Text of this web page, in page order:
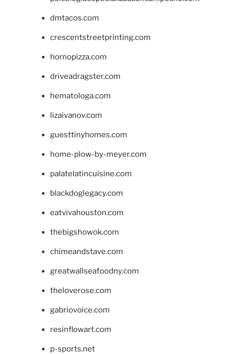
dmtacos.com
crescentstreetprinting.com
hornopizza.com
driveadragster.com
hematologa.com
lizaivanov.com
guesttinyhomes.com
home-plow-by-meyer.com
palatelatincuisine.com
blackdoglegacy.com
eatvivahouston.com
thebigshowok.com
chimeandstave.com
greatwallseafoodny.com
theloverose.com
gabriovoice.com
resinflowart.com
p-sports.net